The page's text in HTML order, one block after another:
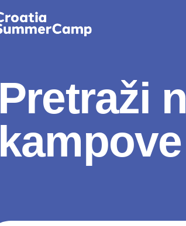
Pretraži
kampove